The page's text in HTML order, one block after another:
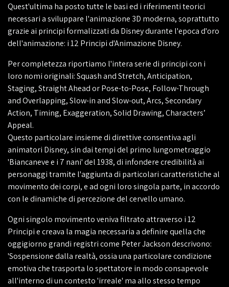
Quest'ultima ha posto tutte le basi ed i riferimenti teorici
necessari a sviluppare l'animazione 3D moderna, soprattutto
grazie ai principi formalizzati da Disney durante l'epoca d'oro
dell'animazione: i 12 Principi d'Animazione Disney.
Per completezza riportiamo l'intera serie di principi con i
loro nomi originali: Squash and Stretch, Anticipation,
Staging, Straight Ahead or Pose-to-Pose, Follow-Through
and Overlapping, Slow-in and Slow-out, Arcs, Secondary
Action, Timing, Exaggeration, Solid Drawing, Characters’
Appeal.
Questo particolare insieme di direttive consentiva agli
animatori Disney, sin dai tempi del primo lungometraggio
'Biancaneve e i 7 nani' del 1938, di infondere credibilità ai
personaggi tramite l'aggiunta di particolari caratteristiche al
movimento dei corpi, e ad ogni loro singola parte, in accordo
con le dinamiche di percezione del cervello umano.
Ogni singolo movimento veniva filtrato attraverso i 12
Principi e creava la magia necessaria a definire quella che
oggigiorno grandi registri come Peter Jackson descrivono:
'Sospensione dalla realtà, ossia una particolare condizione
emotiva che trasporta lo spettatore in modo consapevole
all'interno di un contesto 'irreale' ma allo stesso tempo